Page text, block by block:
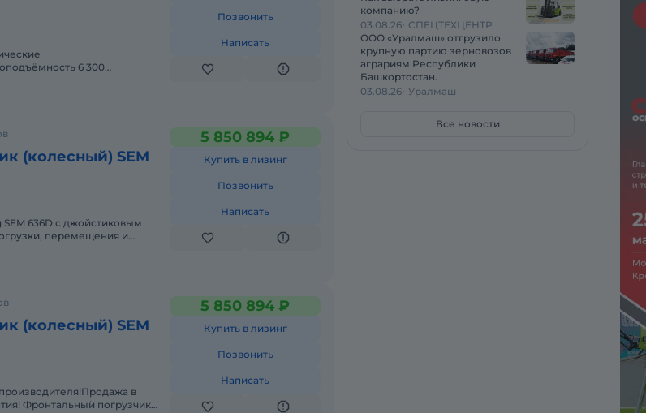
6 300
Позвонить
Написать
(колесный) SEM
636D с джойстиковым
перемещения и
5 850 894 ₽
Купить в лизинг
Позвонить
Написать
(колесный) SEM
в
Фронтальный погрузчик
5 850 894 ₽
Купить в лизинг
Позвонить
Написать
компанию?
03.08.26 СПЕЦТЕХЦЕНТР
ООО «Уралмаш» отгрузило
крупную партию зерновозов
аграриям Республики
Башкортостан.
03.08.26 Уралмаш
Все новости